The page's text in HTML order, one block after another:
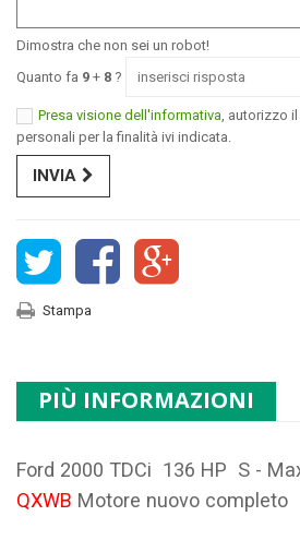
Dimostra che non sei un robot!
Quanto fa 9 + 8 ?
Presa visione dell'informativa , autorizzo
personali per la finalità ivi indicata.
INVIA
Stampa
PIÙ INFORMAZIONI
Ford 2000 TDCi 136 HP S -
QXWB Motore nuovo completo